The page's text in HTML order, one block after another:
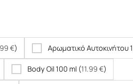
€) Αρωματικό Αυτοκινήτου
Body Oil 100 ml (11.99 €)